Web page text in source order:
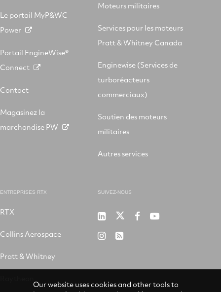
Le portail MyP&WC
Power
Portail EngineWise®
Connect
Contact
Magasinez la
marchandise PW
Moteurs militaires
Services pour les moteurs
Pratt & Whitney Canada
Enginewise (Services de
turboréacteurs
commerciaux)
Soutien des moteurs
militaires
Autres services
ENTREPRISES RTX
RTX
Collins Aerospace
Pratt & Whitney
SUIVEZ-NOUS
P&W
sur
P&W P&W P&W
P&WRSS
Our website uses cookies and other tools to